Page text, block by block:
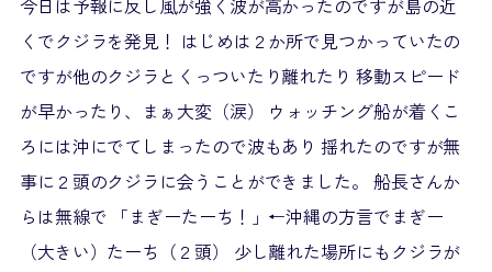
今日は予報に反し風が強く波が高かったのですが島の近
くでクジラを発見！ はじめは２か所で見つかっていたの
ですが他のクジラとくっついたり離れたり 移動スピード
が早かったり、まぁ大変（涙） ウォッチング船が着くこ
ろには沖にでてしまったので波もあり 揺れたのですが無
事に２頭のクジラに会うことができました。 船長さんか
らは無線で 「まぎーたーち！」←沖縄の方言でまぎー
（大きい）たーち（２頭） 少し離れた場所にもクジラが